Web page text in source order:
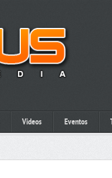
Videos Eventos